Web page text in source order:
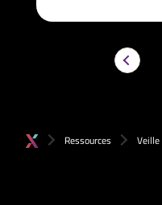
Ressources